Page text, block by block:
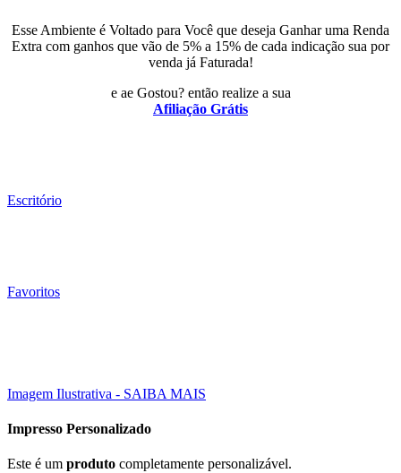
Esse Ambiente é Voltado para Você que deseja Ganhar uma Renda
Extra com ganhos que vão de 5% a 15% de cada indicação sua por
venda já Faturada!
e ae Gostou? então realize a sua
Afiliação Grátis
Escritório
Favoritos
Imagem Ilustrativa - SAIBA MAIS
Impresso Personalizado
Este é um produto completamente personalizável.